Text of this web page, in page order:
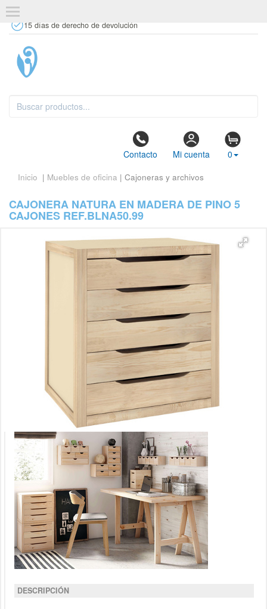
15 días de derecho de devolución
Contacto Mi cuenta 0
Inicio | Muebles de oficina | Cajoneras y archivos
CAJONERA NATURA EN MADERA DE PINO 5
CAJONES REF.BLNA50.99
DESCRIPCIÓN